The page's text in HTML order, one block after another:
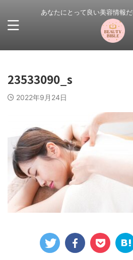
あなたにとって良い美容情報
23533090_s
2022年9月24日